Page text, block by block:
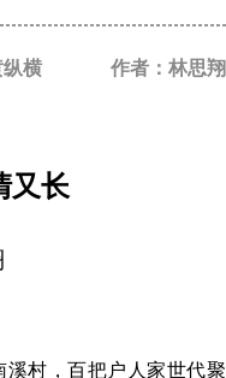
横 作者：林思翔
又长
村，百把户人家世代聚